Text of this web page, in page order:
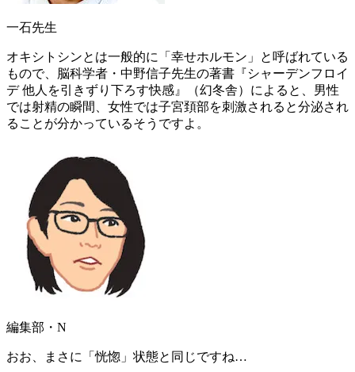
一石先生
オキシトシンとは一般的に「幸せホルモン」と呼ばれている
もので、脳科学者・中野信子先生の著書 『シャーデンフロイ
デ 他人を引きずり下ろす快感』
（幻冬舎）によると、男性
では射精の瞬間、女性では子宮頚部を刺激されると分泌され
ることが分かっているそうですよ。
編集部・N
おお、まさに「恍惚」状態と同じですね…